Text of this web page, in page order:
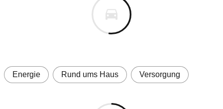
Energie Rund ums Haus Versorgung